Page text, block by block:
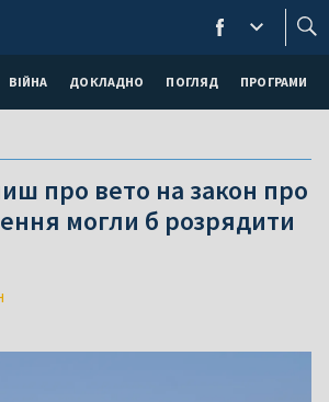
ВІЙНА ДОКЛАДНО ПОГЛЯД ПРОГРАМИ
про вето на закон про
могли б розрядити